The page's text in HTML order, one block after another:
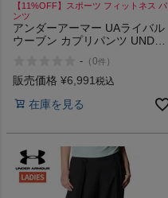
メンズスポーツウェア
レディーススポーツウェア
スポーツシューズ
もっと見る
【11%OFF】スポーツ フィットネス パ
ンツ
アンダーアーマー UAライバル
ウーブン カプリパンツ UNDER
- （0件 ）
販売価格 ¥6,991 税込
在庫を見る